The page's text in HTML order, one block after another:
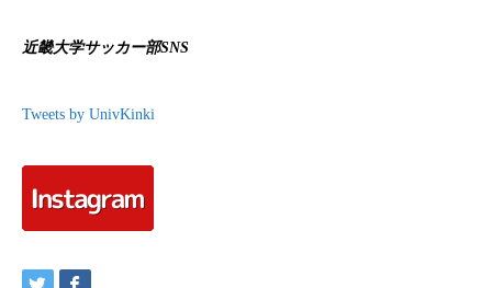
近畿大学サッカー部SNS
Tweets by UnivKinki